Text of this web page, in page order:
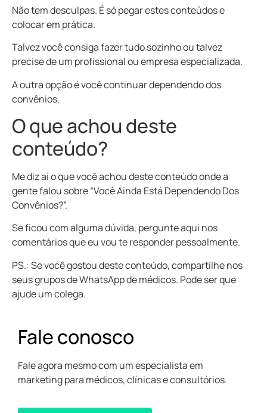
Não tem desculpas. É só pegar estes conteúdos e
colocar em prática.
Talvez você consiga fazer tudo sozinho ou talvez
precise de um profissional ou empresa especializada.
A outra opção é você continuar dependendo dos
convênios.
O que achou deste
conteúdo?
Me diz aí o que você achou deste conteúdo onde a
gente falou sobre “Você Ainda Está Dependendo Dos
Convênios?”.
Se ficou com alguma dúvida, pergunte aqui nos
comentários que eu vou te responder pessoalmente.
PS.: Se você gostou deste conteúdo, compartilhe nos
seus grupos de WhatsApp de médicos. Pode ser que
ajude um colega.
Fale conosco
Fale agora mesmo com um especialista em
marketing para médicos, clínicas e consultórios.